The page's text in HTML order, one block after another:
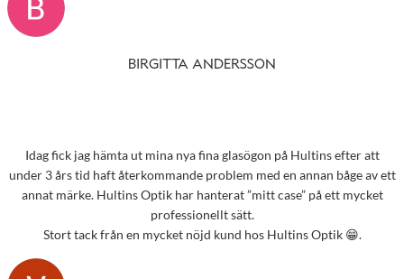
BIRGITTA ANDERSSON
Idag fick jag hämta ut mina nya fina glasögon på Hultins efter att
under 3 års tid haft återkommande problem med en annan båge av ett
annat märke. Hultins Optik har hanterat ”mitt case” på ett mycket
professionellt sätt.
Stort tack från en mycket nöjd kund hos Hultins Optik 😁.